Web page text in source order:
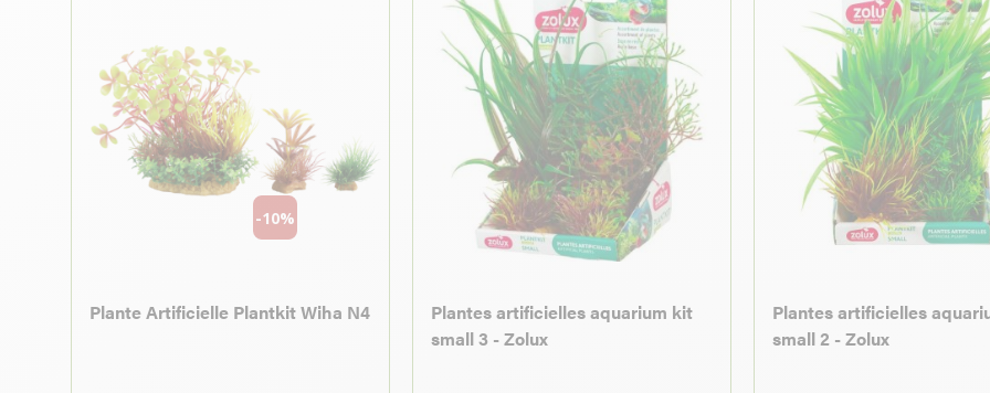
-10%
Plante Artificielle Plantkit Wiha N4
Plantes artificielles aquarium kit
small 3 - Zolux
Plantes artificielles
small 2 - Zolux